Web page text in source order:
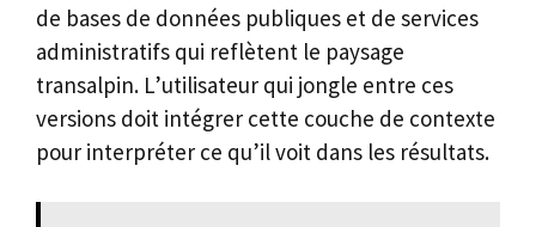
de bases de données publiques et de services
administratifs qui reflètent le paysage
transalpin. L’utilisateur qui jongle entre ces
versions doit intégrer cette couche de contexte
pour interpréter ce qu’il voit dans les résultats.